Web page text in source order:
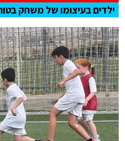
ילדים בעיצומו של משחק